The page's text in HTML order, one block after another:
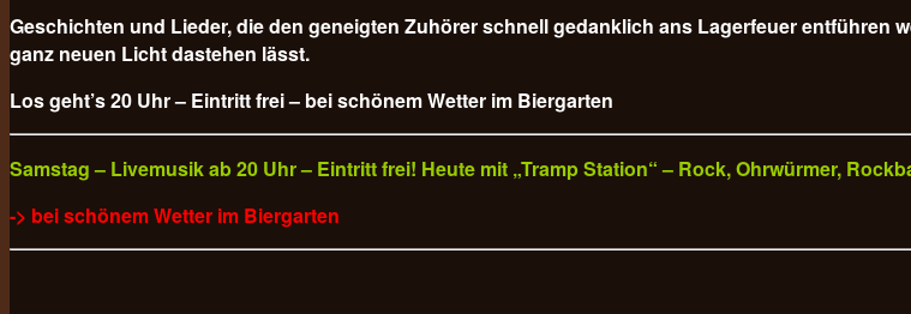
Geschichten und Lieder, die den geneigten Zuhörer schnell gedanklich ans Lagerfeuer entführen
ganz neuen Licht dastehen lässt.
Los geht’s 20 Uhr – Eintritt frei – bei schönem Wetter im Biergarten
Samstag – Livemusik ab 20 Uhr – Eintritt frei! Heute mit „Tramp Station“ – Rock, Ohrwürmer,
-> bei schönem Wetter im Biergarten